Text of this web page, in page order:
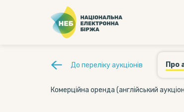
До переліку аукціонів Про
Комерційна оренда (англійський